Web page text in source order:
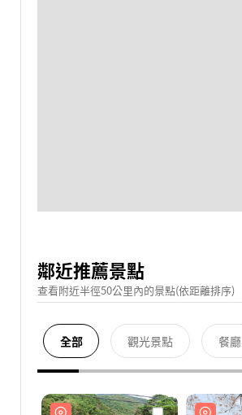
鄰近推薦景點
查看附近半徑50公里內的景點(依距離排序)
全部 觀光景點 餐廳